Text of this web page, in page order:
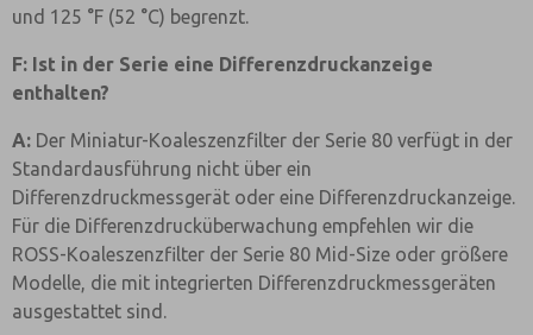
und 125 °F (52 °C) begrenzt.
F: Ist in der Serie eine Differenzdruckanzeige
enthalten?
A: Der Miniatur-Koaleszenzfilter der Serie 80 verfügt in der
Standardausführung nicht über ein
Differenzdruckmessgerät oder eine Differenzdruckanzeige.
Für die Differenzdrucküberwachung empfehlen wir die
ROSS-Koaleszenzfilter der Serie 80 Mid-Size oder größere
Modelle, die mit integrierten Differenzdruckmessgeräten
ausgestattet sind.